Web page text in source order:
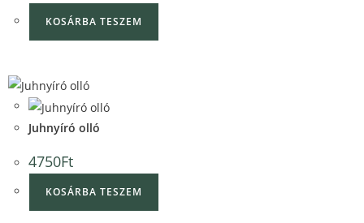
KOSÁRBA TESZEM
Juhnyíró olló
4750Ft
KOSÁRBA TESZEM